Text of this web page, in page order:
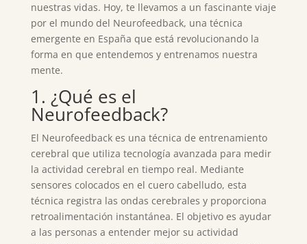
nuestras vidas. Hoy, te llevamos a un fascinante viaje
por el mundo del Neurofeedback, una técnica
emergente en España que está revolucionando la
forma en que entendemos y entrenamos nuestra
mente.
1. ¿Qué es el
Neurofeedback?
El Neurofeedback es una técnica de entrenamiento
cerebral que utiliza tecnología avanzada para medir
la actividad cerebral en tiempo real. Mediante
sensores colocados en el cuero cabelludo, esta
técnica registra las ondas cerebrales y proporciona
retroalimentación instantánea. El objetivo es ayudar
a las personas a entender mejor su actividad